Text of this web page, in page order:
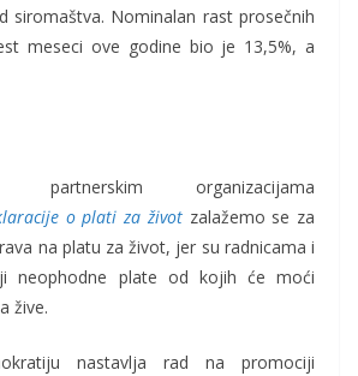
siromaštva. Nominalan rast prosečnih
meseci ove godine bio je 13,5%, a
organizacijama
o plati za životzalažemo se za
na platu za život, jer su radnicama i
neophodne plate od kojih će moći
žive.
nastavlja rad na promociji